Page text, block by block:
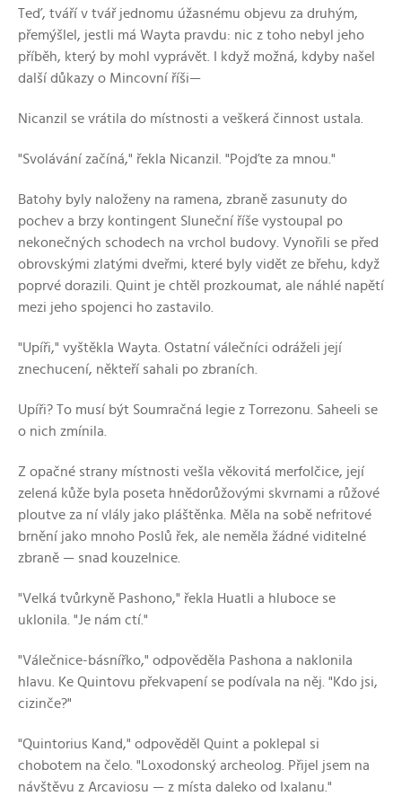
Teď, tváří v tvář jednomu úžasnému objevu za druhým,
přemýšlel, jestli má Wayta pravdu: nic z toho nebyl jeho
příběh, který by mohl vyprávět. I když možná, kdyby našel
další důkazy o Mincovní říši—
Nicanzil se vrátila do místnosti a veškerá činnost ustala.
"Svolávání začíná," řekla Nicanzil. "Pojďte za mnou."
Batohy byly naloženy na ramena, zbraně zasunuty do
pochev a brzy kontingent Sluneční říše vystoupal po
nekonečných schodech na vrchol budovy. Vynořili se před
obrovskými zlatými dveřmi, které byly vidět ze břehu, když
poprvé dorazili. Quint je chtěl prozkoumat, ale náhlé napětí
mezi jeho spojenci ho zastavilo.
"Upíři," vyštěkla Wayta. Ostatní válečníci odráželi její
znechucení, někteří sahali po zbraních.
Upíři? To musí být Soumračná legie z Torrezonu. Saheeli se
o nich zmínila.
Z opačné strany místnosti vešla věkovitá merfolčice, její
zelená kůže byla poseta hnědorůžovými skvrnami a růžové
ploutve za ní vlály jako pláštěnka. Měla na sobě nefritové
brnění jako mnoho Poslů řek, ale neměla žádné viditelné
zbraně — snad kouzelnice.
"Velká tvůrkyně Pashono," řekla Huatli a hluboce se
uklonila. "Je nám ctí."
"Válečnice-básnířko," odpověděla Pashona a naklonila
hlavu. Ke Quintovu překvapení se podívala na něj. "Kdo jsi,
cizinče?"
"Quintorius Kand," odpověděl Quint a poklepal si
chobotem na čelo. "Loxodonský archeolog. Přijel jsem na
návštěvu z Arcaviosu — z místa daleko od Ixalanu."